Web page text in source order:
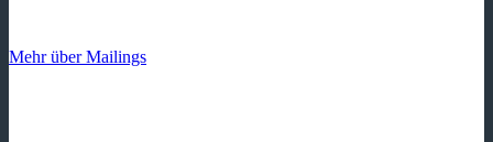
Mehr über Mailings